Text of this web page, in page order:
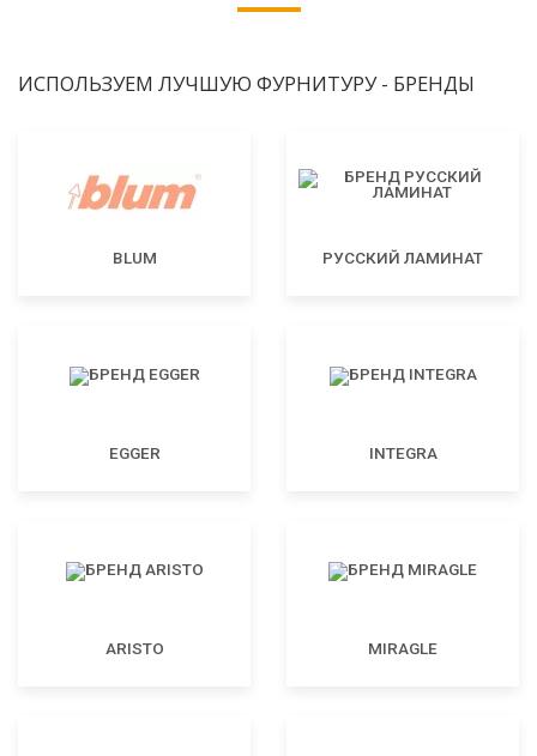
ИСПОЛЬЗУЕМ ЛУЧШУЮ ФУРНИТУРУ - БРЕНДЫ
BLUM РУССКИЙ ЛАМИНАТ
EGGER INTEGRA
ARISTO MIRAGLE